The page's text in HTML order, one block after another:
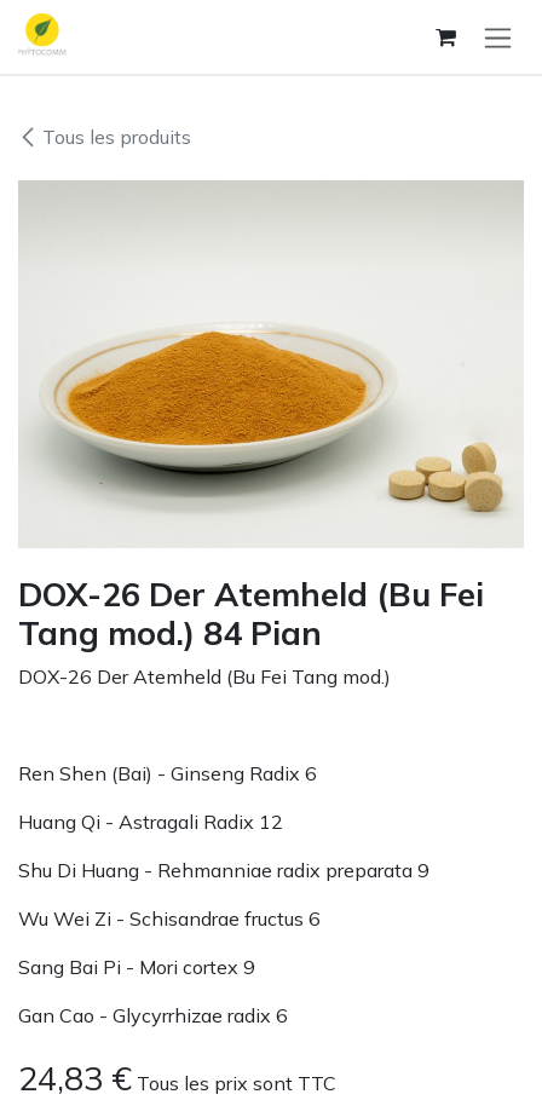
Se rendre au contenu
Tous les produits
DOX-26 Der Atemheld (Bu Fei
Tang mod.) 84 Pian
DOX-26 Der Atemheld (Bu Fei Tang mod.)
Ren Shen (Bai) - Ginseng Radix 6
Huang Qi - Astragali Radix 12
Shu Di Huang - Rehmanniae radix preparata 9
Wu Wei Zi - Schisandrae fructus 6
Sang Bai Pi - Mori cortex 9
Gan Cao - Glycyrrhizae radix 6
24,83 € Tous les prix sont TTC